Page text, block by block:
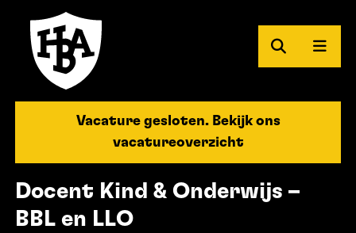
Herman Brood Academie
Zoeken
Vacature gesloten. Bekijk ons
vacatureoverzicht
Docent Kind & Onderwijs –
BBL en LLO